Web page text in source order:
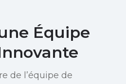
Équipe
de l’équipe de